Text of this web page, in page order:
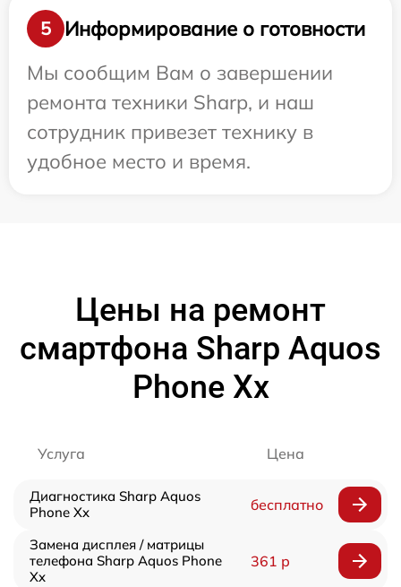
5
Информирование о готовности
Мы сообщим Вам о завершении
ремонта техники Sharp, и наш
сотрудник привезет технику в
удобное место и время.
Цены на ремонт
смартфона Sharp Aquos
Phone Xx
Услуга Цена
Диагностика Sharp Aquos
Phone Xx
бесплатно
Замена дисплея / матрицы
телефона Sharp Aquos Phone
Xx
361 р